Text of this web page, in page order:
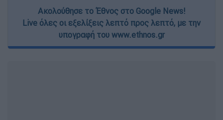
Ακολούθησε το Έθνος στο Google News!
Live όλες οι εξελίξεις λεπτό προς λεπτό, με την
υπογραφή του www.ethnos.gr